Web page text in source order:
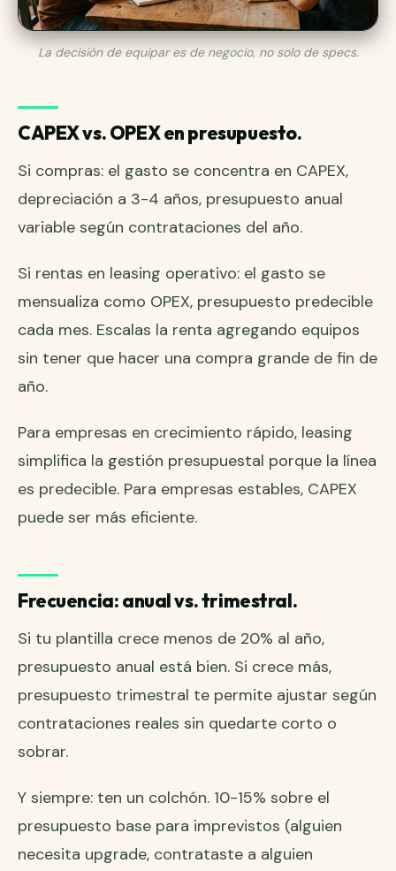
La decisión de equipar es de negocio, no solo de specs.
CAPEX vs. OPEX en presupuesto.
Si compras: el gasto se concentra en CAPEX,
depreciación a 3-4 años, presupuesto anual
variable según contrataciones del año.
Si rentas en leasing operativo: el gasto se
mensualiza como OPEX, presupuesto predecible
cada mes. Escalas la renta agregando equipos
sin tener que hacer una compra grande de fin de
año.
Para empresas en crecimiento rápido, leasing
simplifica la gestión presupuestal porque la línea
es predecible. Para empresas estables, CAPEX
puede ser más eficiente.
Frecuencia: anual vs. trimestral.
Si tu plantilla crece menos de 20% al año,
presupuesto anual está bien. Si crece más,
presupuesto trimestral te permite ajustar según
contrataciones reales sin quedarte corto o
sobrar.
Y siempre: ten un colchón. 10-15% sobre el
presupuesto base para imprevistos (alguien
necesita upgrade, contrataste a alguien